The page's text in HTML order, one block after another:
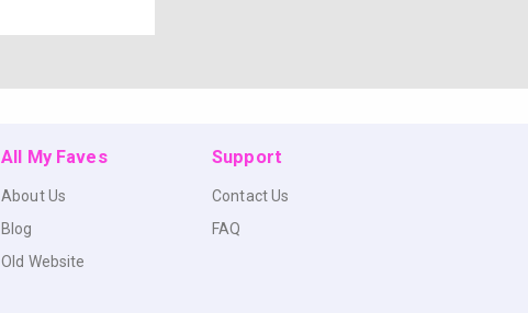
All My Faves
About Us
Blog
Old Website
Support
Contact Us
FAQ